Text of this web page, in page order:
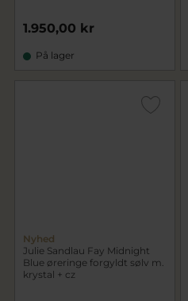
1.950,00 kr
På lager
Nyhed
Julie Sandlau Fay Midnight
Blue øreringe forgyldt sølv m.
krystal + cz